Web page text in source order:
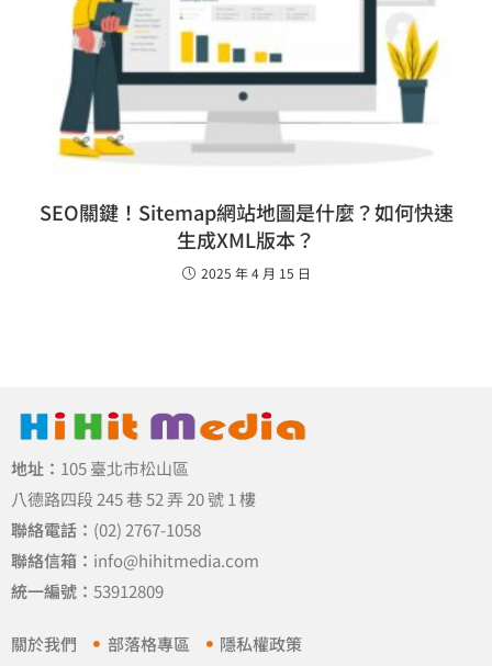
SEO關鍵！Sitemap網站地圖是什麼？如何快速
生成XML版本？
2025 年 4 月 15 日
地址： 105 臺北市松山區
八德路四段 245 巷 52 弄 20 號 1 樓
聯絡電話： (02) 2767-1058
聯絡信箱： info@hihitmedia.com
統一編號： 53912809
關於我們 部落格專區 隱私權政策